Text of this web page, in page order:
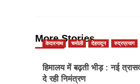
More Stories
केदारनाथ चमोली देहरादून रुद्रप्रयाग
हिमालय में बढ़ती भीड़ : नई
दे रही निमंत्रण